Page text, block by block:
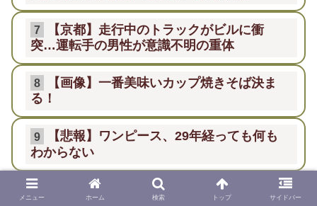
7
【京都】走行中のトラックがビルに衝
突…運転手の男性が意識不明の重体
8
【画像】一番美味いカップ焼きそば決ま
る！
9
【悲報】ワンピース、29年経っても何も
わからない
10
【悲報】鶏卵L寸10個パック税込398円
メニュー ホーム 検索 トップ サイドバー